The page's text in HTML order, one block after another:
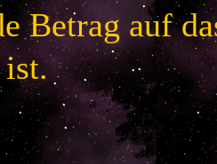
Betrag auf